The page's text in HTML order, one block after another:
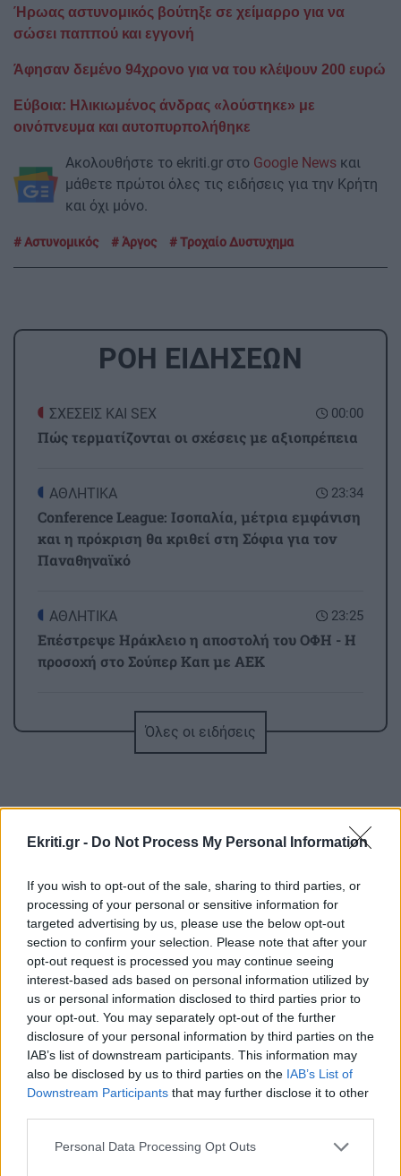
Ekriti.gr - Do Not Process My Personal Information
If you wish to opt-out of the sale, sharing to third parties, or
processing of your personal or sensitive information for
targeted advertising by us, please use the below opt-out
section to confirm your selection. Please note that after your
opt-out request is processed you may continue seeing
interest-based ads based on personal information utilized by
us or personal information disclosed to third parties prior to
your opt-out. You may separately opt-out of the further
disclosure of your personal information by third parties on the
IAB’s list of downstream participants. This information may
also be disclosed by us to third parties on the IAB’s List of
Downstream Participants that may further disclose it to other
Personal Data Processing Opt Outs
Ήρωας αστυνομικός βούτηξε σε χείμαρρο για να
σώσει παππού και εγγονή
Άφησαν δεμένο 94χρονο για να του κλέψουν 200 ευρώ
Εύβοια: Ηλικιωμένος άνδρας «λούστηκε» με
οινόπνευμα και αυτοπυρπολήθηκε
Ακολουθήστε το ekriti.gr στο Google News και
μάθετε πρώτοι όλες τις ειδήσεις για την Κρήτη
και όχι μόνο.
Αστυνομικός Άργος Τροχαίο Δυστυχημα
ΡΟΗ ΕΙΔΗΣΕΩΝ
00:00
ΣΧΕΣΕΙΣ ΚΑΙ SEX
Πώς τερματίζονται οι σχέσεις με αξιοπρέπεια
23:34
ΑΘΛΗΤΙΚΑ
Conference League: Ισοπαλία, μέτρια εμφάνιση
και η πρόκριση θα κριθεί στη Σόφια για τον
Παναθηναϊκό
23:25
ΑΘΛΗΤΙΚΑ
Επέστρεψε Ηράκλειο η αποστολή του ΟΦΗ - Η
προσοχή στο Σούπερ Καπ με ΑΕΚ
GOSSIP - LIFESTYLE
Μισέλ Φάιφερ: Στα 68 της αποκαλύπτει γιατί
22:57
ΑΥΤΟΔΙΟΙΚΗΣΗ
Πρύτανη του Πανεπιστημίου Κρήτης και τον
Πρόεδρο του ΙΤΕ
22:46
ΟΙΚΟΝΟΜΙΑ
Εξωδικαστικός Μηχανισμός: Πάνω από 20 δισ.
ευρώ οι ρυθμισμένες οφειλές
22:35
ΕΠΙΣΤΗΜΗ
Μικροσκοπικές δίνες ανακαλύφθηκαν για
Όλες οι ειδήσεις
ΠΕΡΙΣΣΟΤΕΡΑ
ΣΧΕΣΕΙΣ ΚΑΙ SEX
Πώς τερματίζονται οι σχέσεις με
αξιοπρέπεια